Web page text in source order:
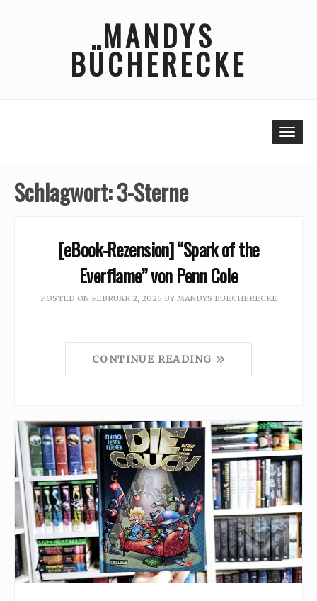
MANDYS
BÜCHERECKE
Schlagwort:3-Sterne
[eBook-Rezension] “Spark of the
Everflame” von Penn Cole
POSTED ON FEBRUAR 2, 2025 BY MANDYS BUECHERECKE
CONTINUE READING